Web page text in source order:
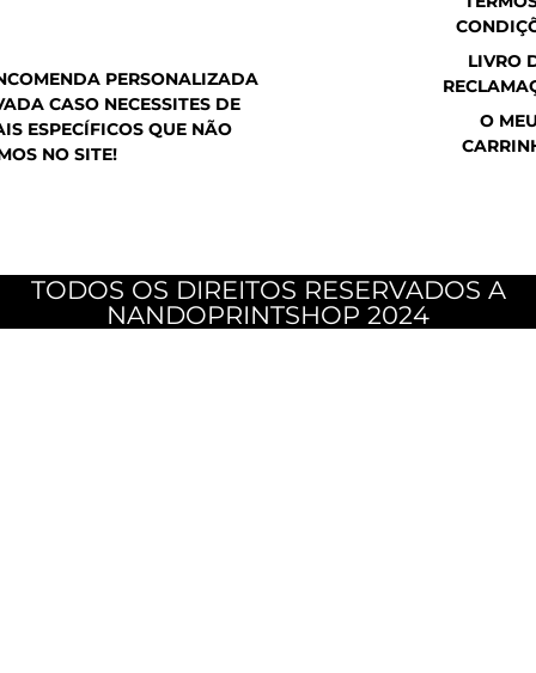
PERSONALIZADA
CASO NECESSITES DE
ESPECÍFICOS QUE NÃO
NO SITE!
LIVRO
O
TODOS OS DIREITOS RESERVADOS A
NANDOPRINTSHOP 2024